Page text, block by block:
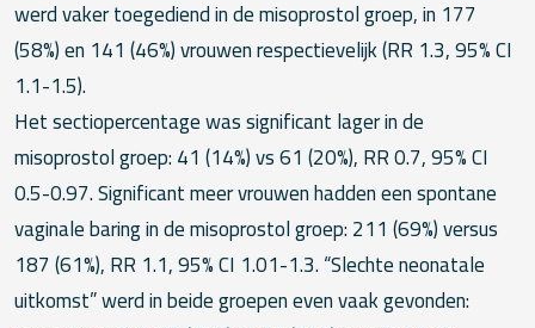
werd vaker toegediend in de misoprostol groep, in 177
(58%) en 141 (46%) vrouwen respectievelijk (RR 1.3, 95% CI
1.1-1.5).
Het sectiopercentage was significant lager in de
misoprostol groep: 41 (14%) vs 61 (20%), RR 0.7, 95% CI
0.5-0.97. Significant meer vrouwen hadden een spontane
vaginale baring in de misoprostol groep: 211 (69%) versus
187 (61%), RR 1.1, 95% CI 1.01-1.3. “Slechte neonatale
uitkomst” werd in beide groepen even vaak gevonden: